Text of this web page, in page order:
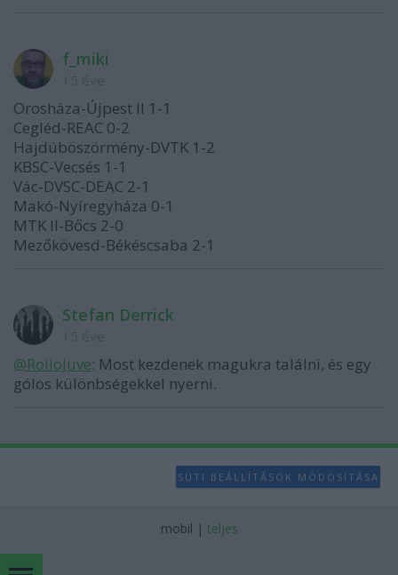
f_miki
Orosháza-Újpest II 1-1
Cegléd-REAC 0-2
Hajdúböszörmény-DVTK 1-2
KBSC-Vecsés 1-1
Vác-DVSC-DEAC 2-1
Makó-Nyíregyháza 0-1
MTK II-Bőcs 2-0
Mezőkövesd-Békéscsaba 2-1
Stefan Derrick
@RolloJuve: Most kezdenek magukra találni, és egy
gólos különbségekkel nyerni.
SÜTI BEÁLLÍTÁSOK MÓDOSÍTÁSA
mobil | teljes